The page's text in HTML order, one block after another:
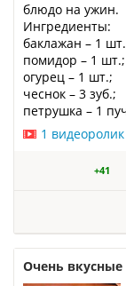
блюдо на ужин.
Ингредиенты:
баклажан – 1
помидор – 1 шт.;
огурец – 1 шт.;
чеснок – 3 зуб.;
петрушка – 1
1 видеоролик
+41
Очень